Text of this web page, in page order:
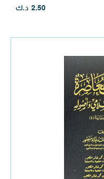
2.50 د.ك